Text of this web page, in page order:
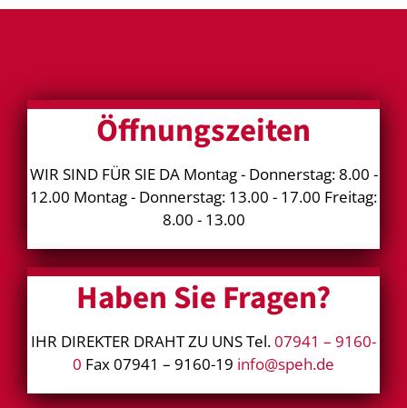
Öffnungszeiten
WIR SIND FÜR SIE DA Montag - Donnerstag: 8.00 -
12.00 Montag - Donnerstag: 13.00 - 17.00 Freitag:
8.00 - 13.00
Haben Sie Fragen?
IHR DIREKTER DRAHT ZU UNS Tel.07941 – 9160-
0 Fax 07941 – 9160-19 info@speh.de